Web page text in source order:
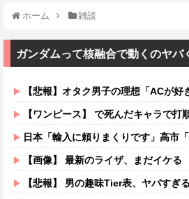
ホーム 雑談
ガンダムって核融合で動くのヤバ
【悲報】オタク男子の理想「ACが好きでスタ
【ワンピース】 で死んだキャラで打
日本「輸入に頼りまくりです」高市
【画像】 最新のライザ、まだイケる
【悲報】 男の趣味Tier表、ヤバすぎ